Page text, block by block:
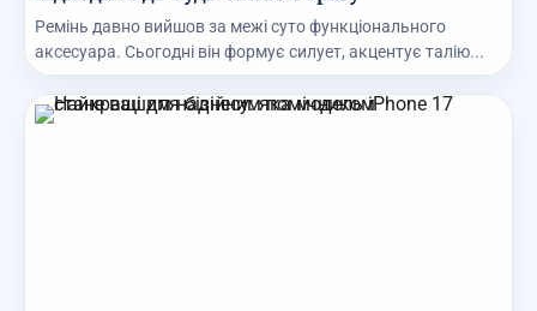
Ремінь давно вийшов за межі суто функціонального
аксесуара. Сьогодні він формує силует, акцентує талію...